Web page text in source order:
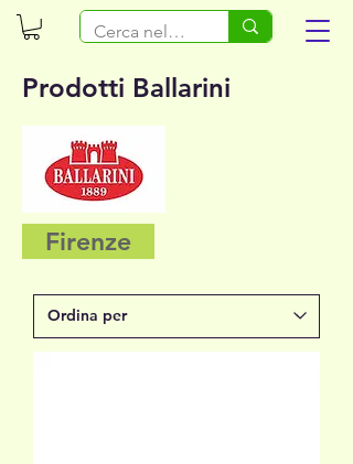
Prodotti Ballarini
Firenze